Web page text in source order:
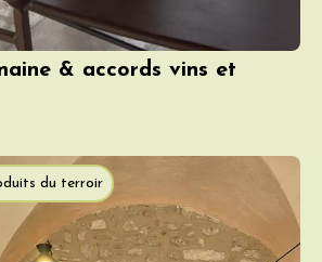
& accords vins et
du terroir